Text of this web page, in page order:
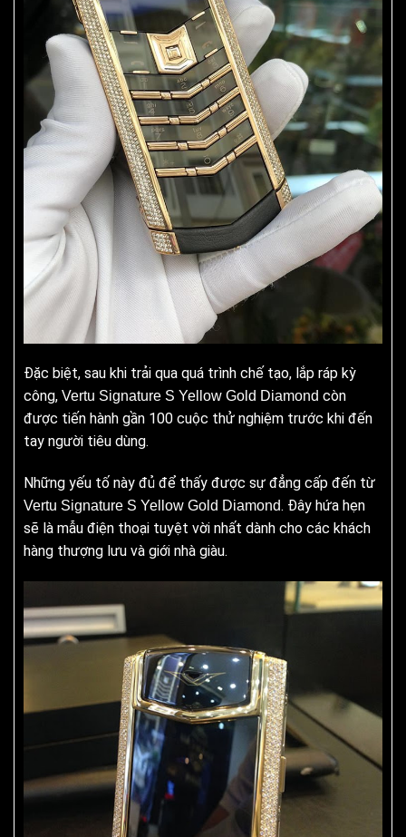
Đặc biệt, sau khi trải qua quá trình chế tạo, lắp ráp kỳ
công, Vertu Signature S Yellow Gold Diamond còn
được tiến hành gần 100 cuộc thử nghiệm trước khi đến
tay người tiêu dùng.
Những yếu tố này đủ để thấy được sự đẳng cấp đến từ
Vertu Signature S Yellow Gold Diamond. Đây hứa hẹn
sẽ là mẫu điện thoại tuyệt vời nhất dành cho các khách
hàng thượng lưu và giới nhà giàu.